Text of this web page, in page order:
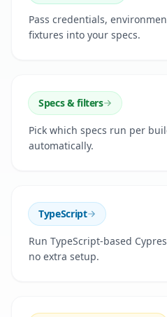
Pass credentials,
fixtures into your specs.
Specs & filters
Pick which specs run per
automatically.
TypeScript
Run TypeScript-based
no extra setup.